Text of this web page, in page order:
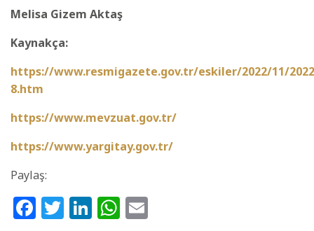
Melisa Gizem Aktaş
Kaynakça:
https://www.resmigazete.gov.tr/eskiler/2022/11/
8.htm
https://www.mevzuat.gov.tr/
https://www.yargitay.gov.tr/
Paylaş:
Facebook
Twitter
LinkedIn
WhatsApp